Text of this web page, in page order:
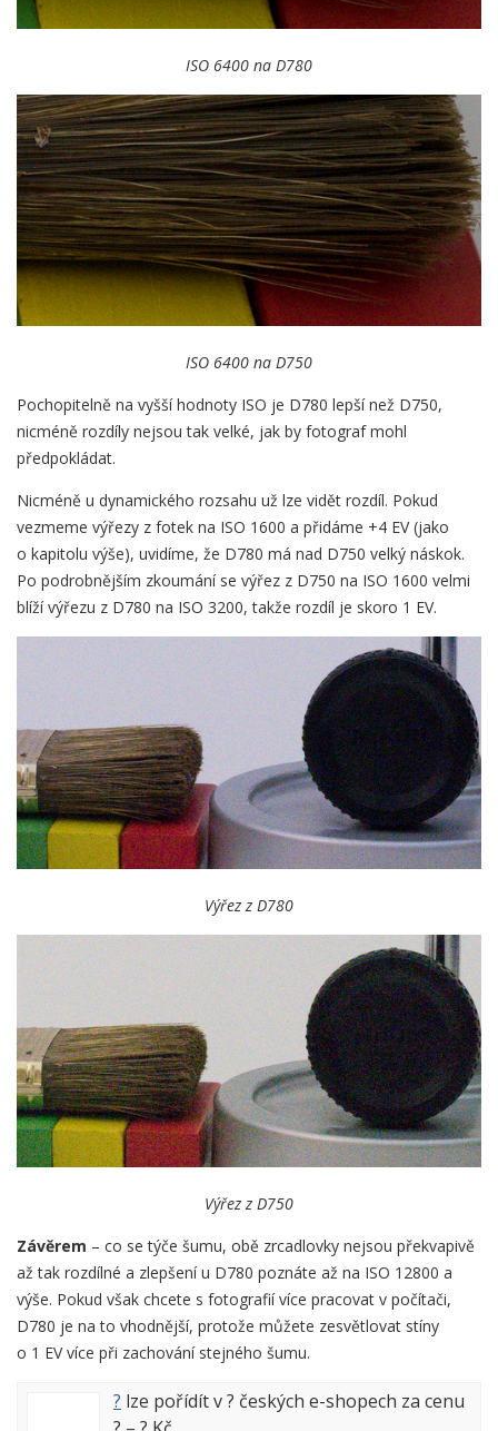
ISO 6400 na D780
ISO 6400 na D750
Pochopitelně na vyšší hodnoty ISO je D780 lepší než D750,
nicméně rozdíly nejsou tak velké, jak by fotograf mohl
předpokládat.
Nicméně u dynamického rozsahu už lze vidět rozdíl. Pokud
vezmeme výřezy z fotek na ISO 1600 a přidáme +4 EV (jako
o kapitolu výše), uvidíme, že D780 má nad D750 velký náskok.
Po podrobnějším zkoumání se výřez z D750 na ISO 1600 velmi
blíží výřezu z D780 na ISO 3200, takže rozdíl je skoro 1 EV.
Výřez z D780
Výřez z D750
Závěrem – co se týče šumu, obě zrcadlovky nejsou překvapivě
až tak rozdílné a zlepšení u D780 poznáte až na ISO 12800 a
výše. Pokud však chcete s fotografií více pracovat v počítači,
D780 je na to vhodnější, protože můžete zesvětlovat stíny
o 1 EV více při zachování stejného šumu.
? lze pořídít v? českých e-shopech za cenu